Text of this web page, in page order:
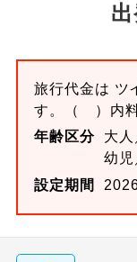
旅行代金は ツ
す。
（ ）内
年齢区分
大
幼
設定期間